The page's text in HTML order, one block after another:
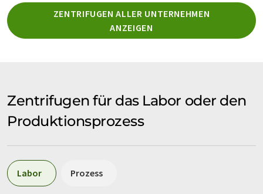
ZENTRIFUGEN ALLER UNTERNEHMEN
ANZEIGEN
Zentrifugen für das Labor oder den
Produktionsprozess
Labor Prozess